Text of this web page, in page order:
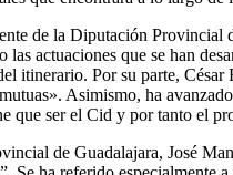
de la Diputación
actuaciones que se han
itinerario. Por su parte,
Asimismo, ha
que ser el Cid y por tanto el
de Guadalajara, José